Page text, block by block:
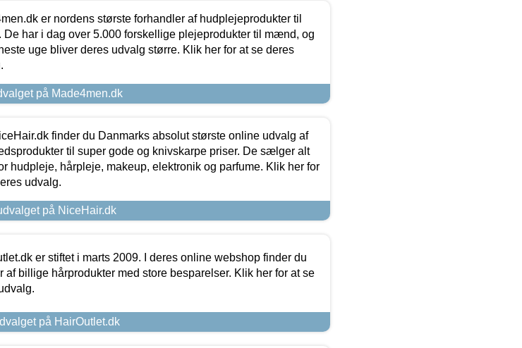
er nordens største forhandler af hudplejeprodukter til
har i dag over 5.000 forskellige plejeprodukter til mænd, og
uge bliver deres udvalg større. Klik her for at se deres
på Made4men.dk
finder du Danmarks absolut største online udvalg af
til super gode og knivskarpe priser. De sælger alt
hudpleje, hårpleje, makeup, elektronik og parfume. Klik her for
udvalg.
på NiceHair.dk
er stiftet i marts 2009. I deres online webshop finder du
af billige hårprodukter med store besparelser. Klik her for at se
på HairOutlet.dk